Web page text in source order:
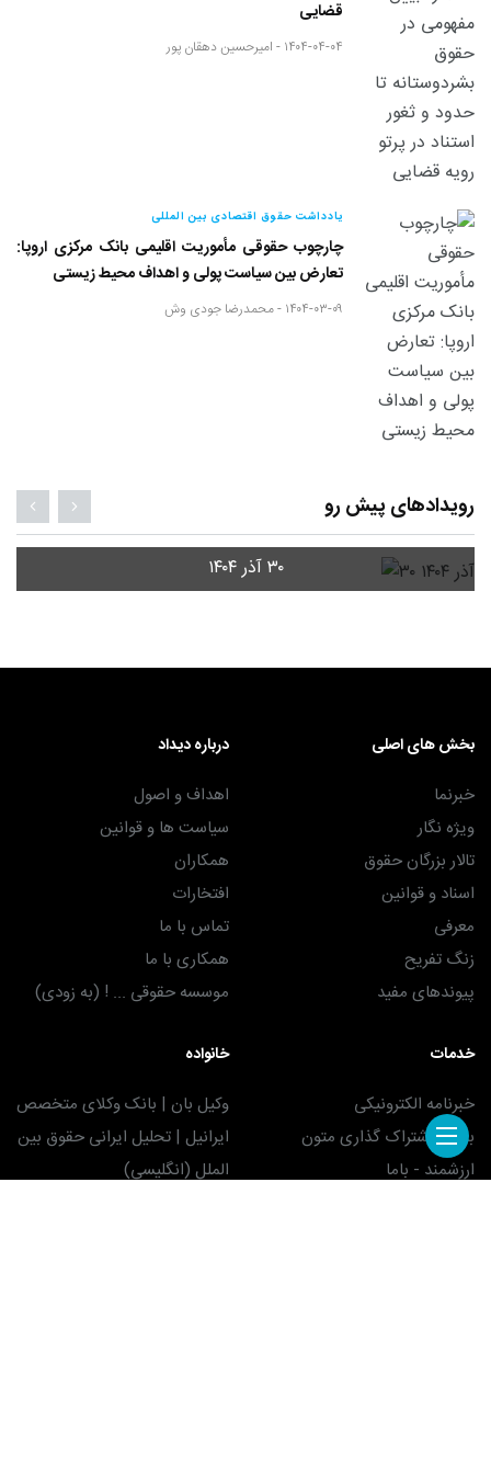
قضایی
۱۴۰۴-۰۴-۰۴ - امیرحسین دهقان پور
یادداشت حقوق اقتصادی بین المللی
چارچوب حقوقی مأموریت اقلیمی بانک مرکزی اروپا:
تعارض بین سیاست پولی و اهداف محیط زیستی
۱۴۰۴-۰۳-۰۹ - محمدرضا جودی وش
رویدادهای پیش رو
۳۰ آذر ۱۴۰۴
بخش های اصلی
خبرنما
ویژه نگار
تالار بزرگان حقوق
اسناد و قوانین
معرفی
زنگ تفریح
پیوندهای مفید
درباره دیداد
اهداف و اصول
سیاست ها و قوانین
همکاران
افتخارات
تماس با ما
همکاری با ما
موسسه حقوقی ... ! (به زودی)
خدمات
خبرنامه الکترونیکی
برنامه اشتراک گذاری متون
ارزشمند - باما
خانواده
وکیل بان | بانک وکلای متخصص
ایرانیل | تحلیل ایرانی حقوق بین
الملل (انگلیسی)